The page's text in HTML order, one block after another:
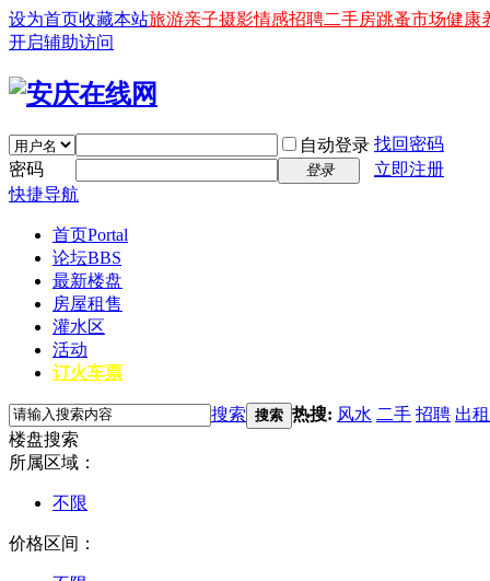
设为首页收藏本站旅游亲子摄影情感招聘二手房跳蚤市场健康
开启辅助访问
自动登录 找回密码
密码
登录
立即注册
快捷导航
首页Portal
论坛BBS
最新楼盘
房屋租售
灌水区
活动
订火车票
搜索 搜索 热搜: 风水 二手 招聘 出租
楼盘搜索
所属区域：
不限
价格区间：